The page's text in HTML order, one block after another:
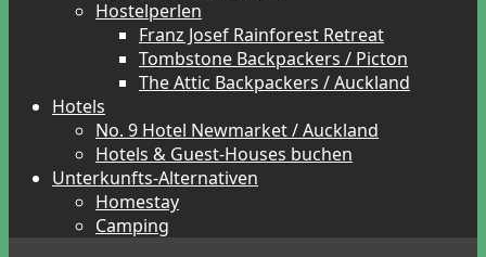
Hostelperlen
Franz Josef Rainforest Retreat
Tombstone Backpackers / Picton
The Attic Backpackers / Auckland
Hotels
No. 9 Hotel Newmarket / Auckland
Hotels & Guest-Houses buchen
Unterkunfts-Alternativen
Homestay
Camping